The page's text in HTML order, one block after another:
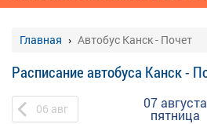
Главная Автобус Канск - Почет
Расписание автобуса Канск -
06 авг 07 августа
пятница